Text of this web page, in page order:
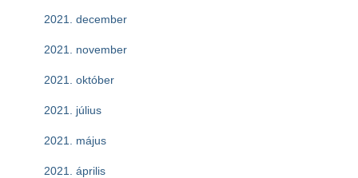
2021. december
2021. november
2021. október
2021. július
2021. május
2021. április